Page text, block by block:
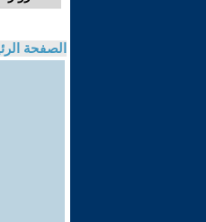
الصفحة